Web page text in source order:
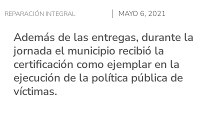
REPARACIÓN INTEGRAL MAYO 6, 2021
Además de las entregas, durante la
jornada el municipio recibió la
certificación como ejemplar en la
ejecución de la política pública de
víctimas.